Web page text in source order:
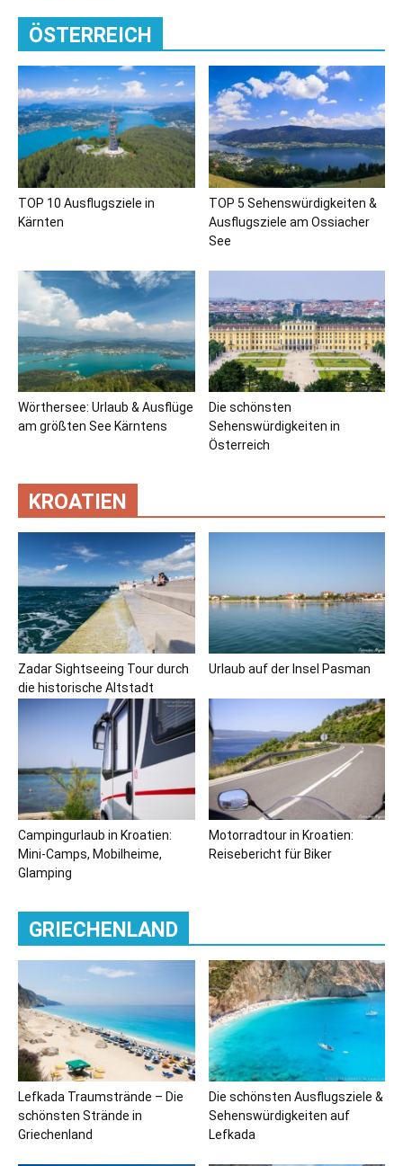
ÖSTERREICH
TOP 10 Ausflugsziele in
Kärnten
TOP 5 Sehenswürdigkeiten &
Ausflugsziele am Ossiacher
See
Wörthersee: Urlaub & Ausflüge
am größten See Kärntens
Die schönsten
Sehenswürdigkeiten in
Österreich
KROATIEN
Zadar Sightseeing Tour durch
die historische Altstadt
Urlaub auf der Insel Pasman
Campingurlaub in Kroatien:
Mini-Camps, Mobilheime,
Glamping
Motorradtour in Kroatien:
Reisebericht für Biker
GRIECHENLAND
Lefkada Traumstrände – Die
schönsten Strände in
Griechenland
Die schönsten Ausflugsziele &
Sehenswürdigkeiten auf
Lefkada